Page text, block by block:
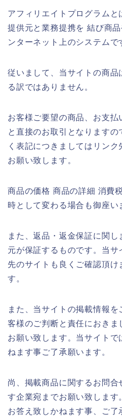
アフィリエイトプログラム
提供元と業務提携を 結び商
ンターネット上のシステムで
従いまして、当サイトの商品
る訳ではありません。
お客様ご要望の商品、お支
と直接のお取引となります
く表記につきましてはリンク
お願い致します。
商品の価格 商品の詳細 消費
時として変わる場合も御座い
また、返品・返金保証に関
元が保証するものです。当サ
先のサイトも良くご確認頂け
す。
また、当サイトの掲載情報
客様のご判断と責任におきま
お願い致します。当サイト
ねます事ご了承願います。
尚、掲載商品に関するお問合
す企業宛までお願い致します
お答え致しかねます事、ご了